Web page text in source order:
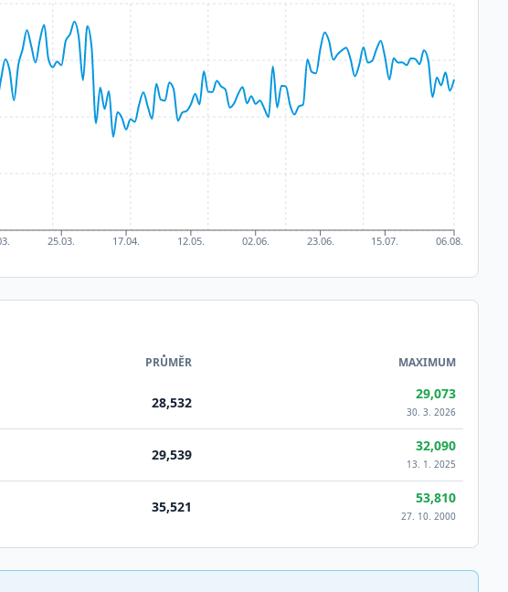
25.03. 17.04. 12.05. 02.06. 23.06. 15.07. 06.08.
PRŮMĚR MAXIMUM
28,532
29,073
30. 3. 2026
29,539
32,090
13. 1. 2025
35,521
53,810
27. 10. 2000